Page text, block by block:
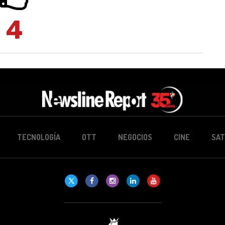
4
TECNOLOGÍA OTT NEGOCIOS CINE